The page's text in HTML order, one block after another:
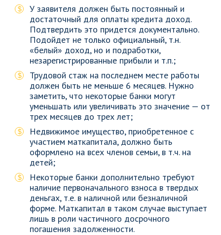
У заявителя должен быть постоянный и
достаточный для оплаты кредита доход.
Подтвердить это придется документально.
Подойдет не только официальный, т.н.
«белый» доход, но и подработки,
незарегистрированные прибыли и т.п.;
Трудовой стаж на последнем месте работы
должен быть не меньше 6 месяцев. Нужно
заметить, что некоторые банки могут
уменьшать или увеличивать это значение — от
трех месяцев до трех лет;
Недвижимое имущество, приобретенное с
участием маткапитала, должно быть
оформлено на всех членов семьи, в т.ч. на
детей;
Некоторые банки дополнительно требуют
наличие первоначального взноса в твердых
деньгах, т.е. в наличной или безналичной
форме. Маткапитал в таком случае выступает
лишь в роли частичного досрочного
погашения задолженности.